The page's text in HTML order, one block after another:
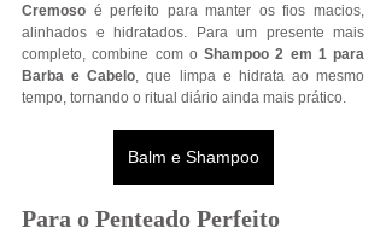
Cremoso é perfeito para manter os fios macios,
alinhados e hidratados. Para um presente mais
completo, combine com o Shampoo 2 em 1 para
Barba e Cabelo, que limpa e hidrata ao mesmo
tempo, tornando o ritual diário ainda mais prático.
Balm e Shampoo
Para o Penteado Perfeito